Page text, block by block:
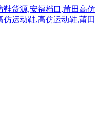
鞋货源,安福档口,莆田高仿
运动鞋,高仿运动鞋,莆田